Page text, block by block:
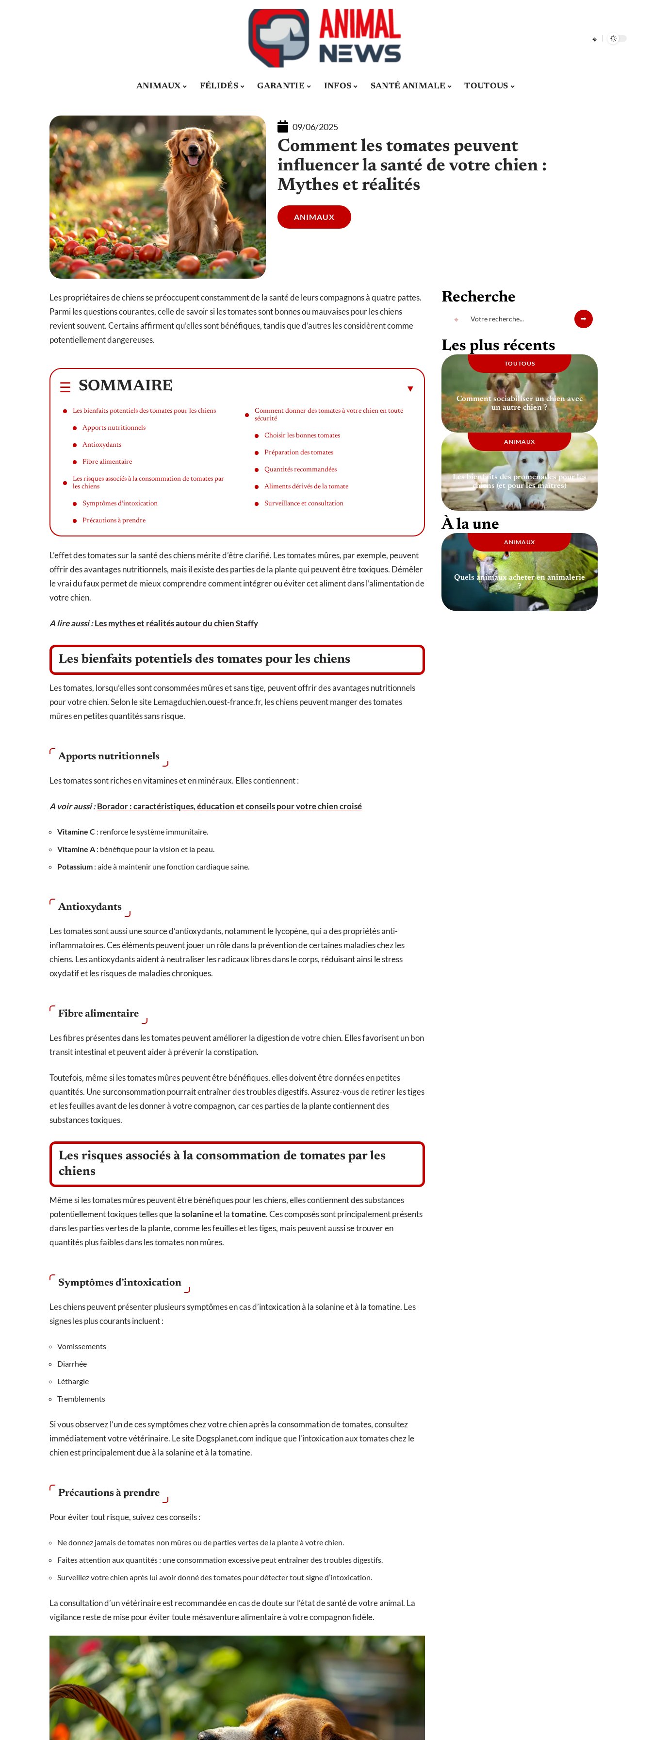
ANIMAUX FÉLIDÉS GARANTIE INFOS SANTÉ ANIMALE TOUTOUS
09/06/2025
Comment les tomates peuvent
influencer la santé de votre chien :
Mythes et réalités
ANIMAUX
Les propriétaires de chiens se préoccupent constamment de la santé de leurs compagnons à quatre pattes.
Parmi les questions courantes, celle de savoir si les tomates sont bonnes ou mauvaises pour les chiens
revient souvent. Certains affirment qu’elles sont bénéfiques, tandis que d’autres les considèrent comme
potentiellement dangereuses.
SOMMAIRE
Les bienfaits potentiels des tomates pour les chiens
Apports nutritionnels
Antioxydants
Fibre alimentaire
Les risques associés à la consommation de tomates par
les chiens
Symptômes d’intoxication
Précautions à prendre
Comment donner des tomates à votre chien en toute
sécurité
Choisir les bonnes tomates
Préparation des tomates
Quantités recommandées
Aliments dérivés de la tomate
Surveillance et consultation
L’effet des tomates sur la santé des chiens mérite d’être clarifié. Les tomates mûres, par exemple, peuvent
offrir des avantages nutritionnels, mais il existe des parties de la plante qui peuvent être toxiques. Démêler
le vrai du faux permet de mieux comprendre comment intégrer ou éviter cet aliment dans l’alimentation de
votre chien.
A lire aussi :Les mythes et réalités autour du chien Staffy
Les bienfaits potentiels des tomates pour les chiens
Les tomates, lorsqu’elles sont consommées mûres et sans tige, peuvent offrir des avantages nutritionnels
pour votre chien. Selon le site Lemagduchien.ouest-france.fr, les chiens peuvent manger des tomates
mûres en petites quantités sans risque.
Apports nutritionnels
Les tomates sont riches en vitamines et en minéraux. Elles contiennent :
A voir aussi :Borador : caractéristiques, éducation et conseils pour votre chien croisé
Vitamine C : renforce le système immunitaire.
Vitamine A : bénéfique pour la vision et la peau.
Potassium : aide à maintenir une fonction cardiaque saine.
Antioxydants
Les tomates sont aussi une source d’antioxydants, notamment le lycopène, qui a des propriétés anti-
inflammatoires. Ces éléments peuvent jouer un rôle dans la prévention de certaines maladies chez les
chiens. Les antioxydants aident à neutraliser les radicaux libres dans le corps, réduisant ainsi le stress
oxydatif et les risques de maladies chroniques.
Fibre alimentaire
Les fibres présentes dans les tomates peuvent améliorer la digestion de votre chien. Elles favorisent un bon
transit intestinal et peuvent aider à prévenir la constipation.
Toutefois, même si les tomates mûres peuvent être bénéfiques, elles doivent être données en petites
quantités. Une surconsommation pourrait entraîner des troubles digestifs. Assurez-vous de retirer les tiges
et les feuilles avant de les donner à votre compagnon, car ces parties de la plante contiennent des
substances toxiques.
Les risques associés à la consommation de tomates par les
chiens
Même si les tomates mûres peuvent être bénéfiques pour les chiens, elles contiennent des substances
potentiellement toxiques telles que lasolanineet latomatine. Ces composés sont principalement présents
dans les parties vertes de la plante, comme les feuilles et les tiges, mais peuvent aussi se trouver en
quantités plus faibles dans les tomates non mûres.
Symptômes d’intoxication
Les chiens peuvent présenter plusieurs symptômes en cas d’intoxication à la solanine et à la tomatine. Les
signes les plus courants incluent :
Vomissements
Diarrhée
Léthargie
Tremblements
Si vous observez l’un de ces symptômes chez votre chien après la consommation de tomates, consultez
immédiatement votre vétérinaire. Le site Dogsplanet.com indique que l’intoxication aux tomates chez le
chien est principalement due à la solanine et à la tomatine.
Précautions à prendre
Pour éviter tout risque, suivez ces conseils :
Ne donnez jamais de tomates non mûres ou de parties vertes de la plante à votre chien.
Faites attention aux quantités : une consommation excessive peut entraîner des troubles digestifs.
Surveillez votre chien après lui avoir donné des tomates pour détecter tout signe d’intoxication.
La consultation d’un vétérinaire est recommandée en cas de doute sur l’état de santé de votre animal. La
vigilance reste de mise pour éviter toute mésaventure alimentaire à votre compagnon fidèle.
Recherche
Les plus récents
TOUTOUS
Comment sociabiliser un chien avec
un autre chien ?
ANIMAUX
Les bienfaits des promenades pour les
chiens (et pour les maîtres)
À la une
ANIMAUX
Quels animaux acheter en animalerie
?